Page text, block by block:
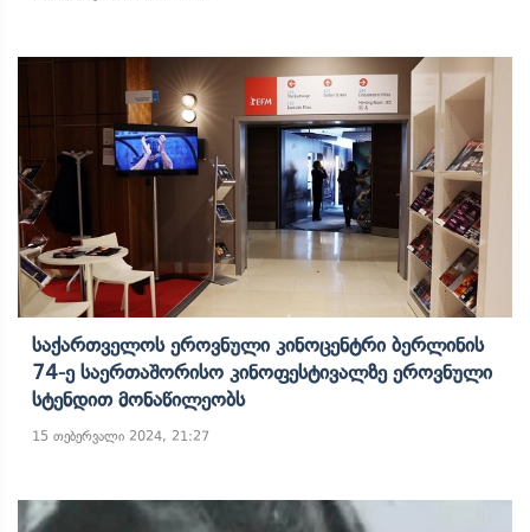
Საქართველოს Ეროვნული Კინოცენტრი Ბერლინის
74-Ე Საერთაშორისო Კინოფესტივალზე Ეროვნული
Სტენდით Მონაწილეობს
15 თებერვალი 2024, 21:27